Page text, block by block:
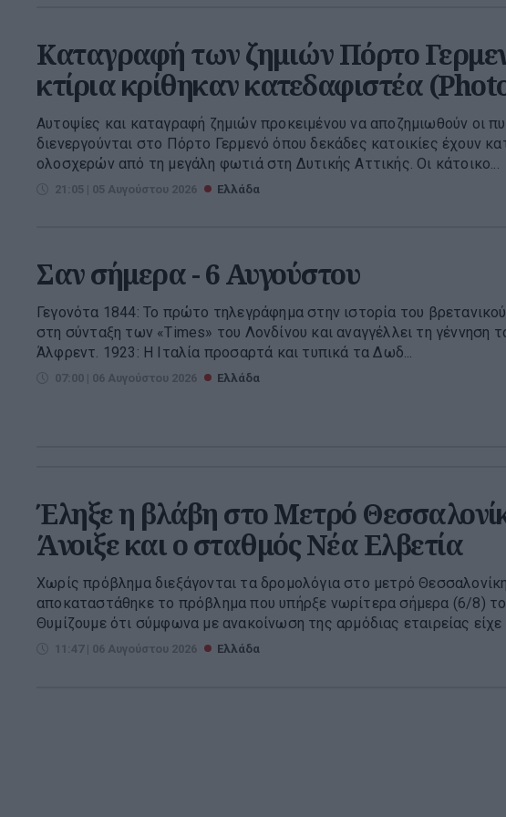
Καταγραφή των ζημιών Πόρτο
κτίρια κρίθηκαν κατεδαφιστέα
Αυτοψίες και καταγραφή ζημιών προκειμένου να αποζημιωθούν οι
διενεργούνται στο Πόρτο Γερμενό όπου δεκάδες κατοικίες έχουν
ολοσχερών από τη μεγάλη φωτιά στη Δυτικής Αττικής. Οι κάτοικο...
21:05 | 05 Αυγούστου 2026 Ελλάδα
Σαν σήμερα - 6 Αυγούστου
Γεγονότα 1844: Το πρώτο τηλεγράφημα στην ιστορία του
στη σύνταξη των «Times» του Λονδίνου και αναγγέλλει τη γέννηση
Άλφρεντ. 1923: Η Ιταλία προσαρτά και τυπικά τα Δωδ...
07:00 | 06 Αυγούστου 2026 Ελλάδα
Έληξε η βλάβη στο Μετρό
Άνοιξε και ο σταθμός Νέα Ελβετία
Χωρίς πρόβλημα διεξάγονται τα δρομολόγια στο μετρό
αποκαταστάθηκε το πρόβλημα που υπήρξε νωρίτερα σήμερα (6/8)
Θυμίζουμε ότι σύμφωνα με ανακοίνωση της αρμόδιας εταιρείας είχε
11:47 | 06 Αυγούστου 2026 Ελλάδα